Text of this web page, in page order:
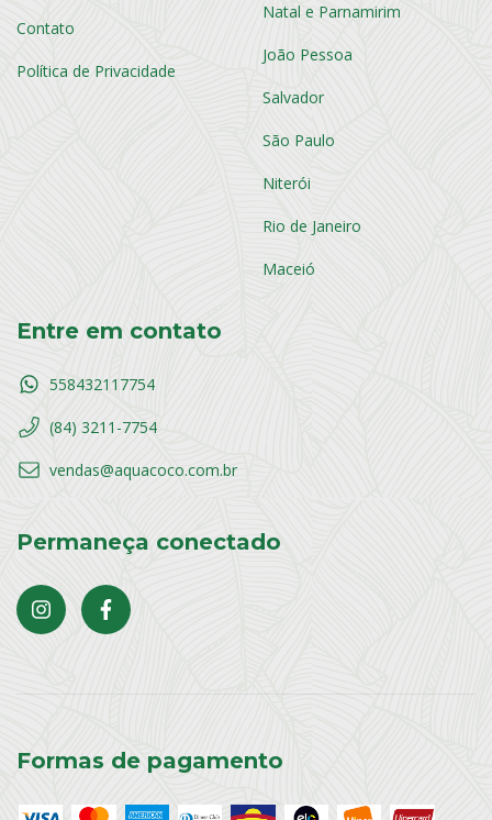
Contato
Política de Privacidade
Natal e Parnamirim
João Pessoa
Salvador
São Paulo
Niterói
Rio de Janeiro
Maceió
Entre em contato
558432117754
(84) 3211-7754
vendas@aquacoco.com.br
Permaneça conectado
Formas de pagamento